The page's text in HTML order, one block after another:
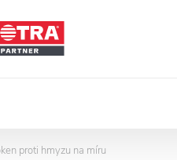
proti hmyzu na míru